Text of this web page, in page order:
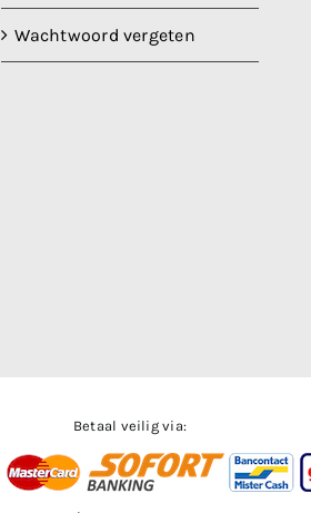
Wachtwoord vergeten
Betaal veilig via: